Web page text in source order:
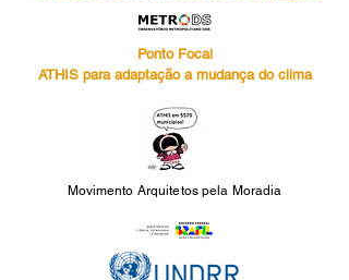
Ponto Focal
ATHIS para adaptação a mudança do clima
Movimento Arquitetos pela Moradia